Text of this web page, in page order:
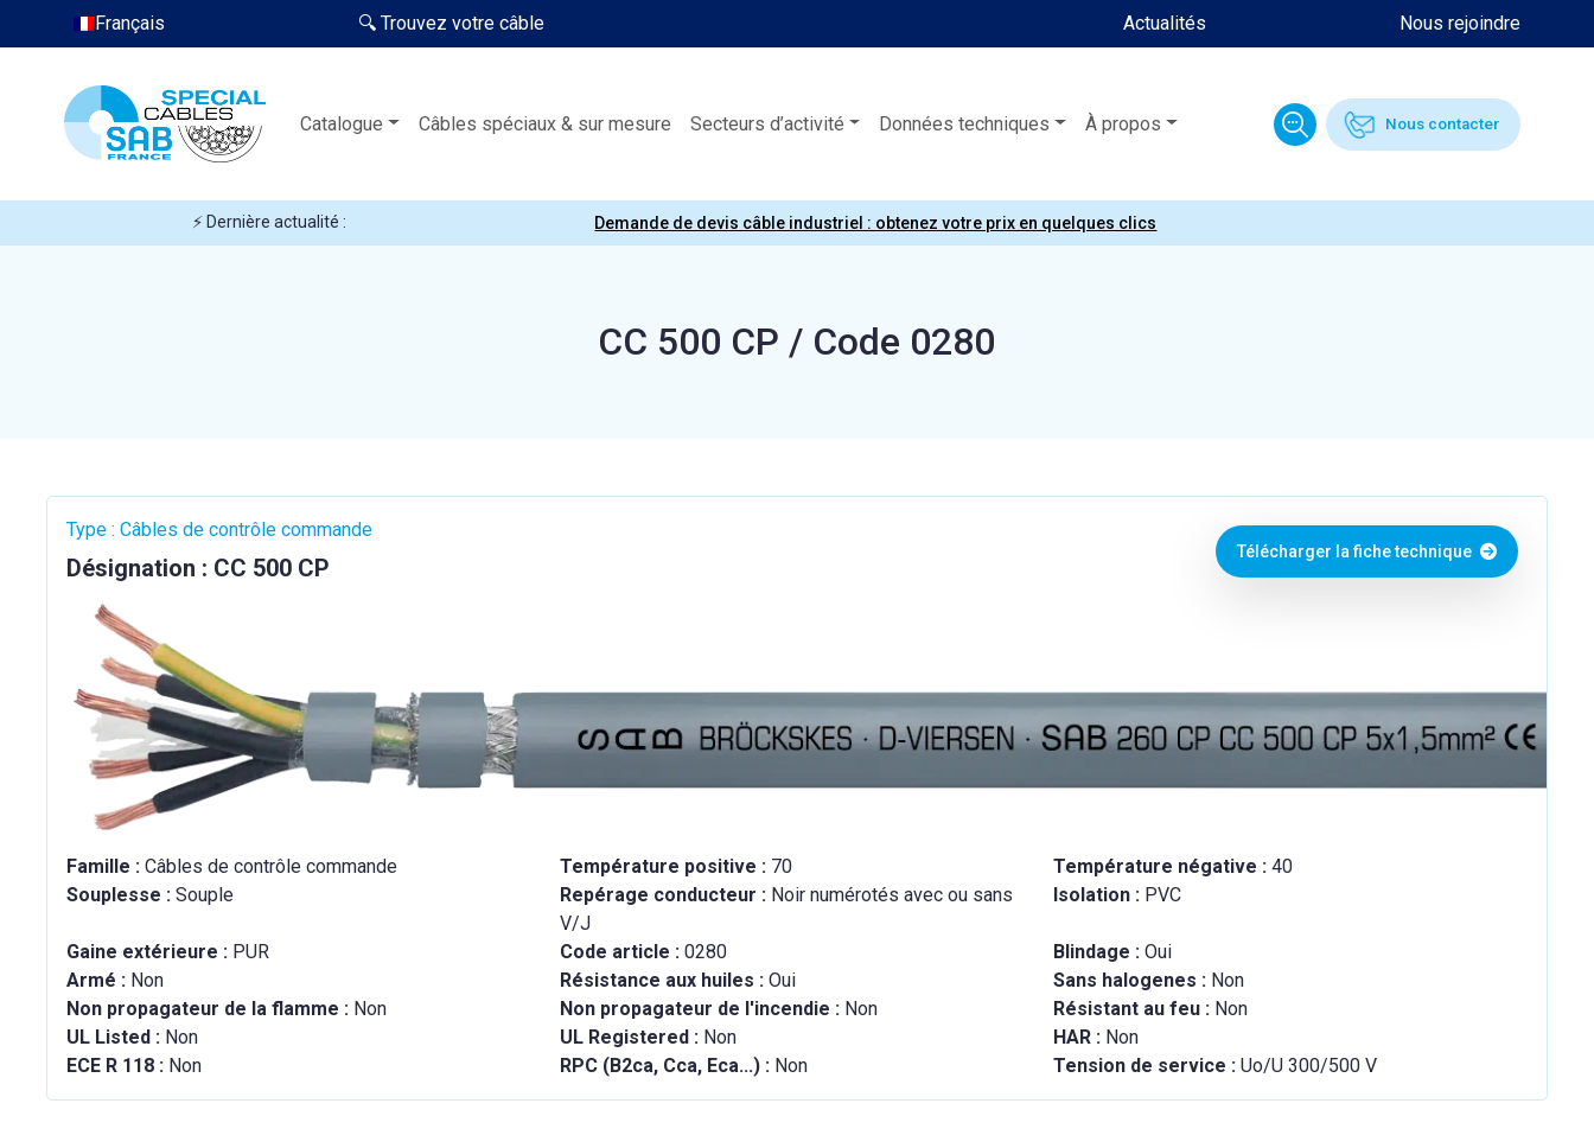
Nous rejoindre
Actualités
🔍 Trouvez votre câble
Français
Catalogue Câbles spéciaux & sur mesure Secteurs d’activité Données techniques À propos Nous contacter
⚡ Dernière actualité : Demande de devis câble industriel : obtenez votre prix en quelques clics
CC 500 CP / Code 0280
Type : Câbles de contrôle commande
Désignation : CC 500 CP
Télécharger la fiche technique
Famille : Câbles de contrôle commande Température positive : 70 Température négative :40
Souplesse : Souple Repérage conducteur : Noir numérotés avec ou sans
V/J
Isolation : PVC
Gaine extérieure : PUR Code article : 0280 Blindage :Oui
Armé : Non Résistance aux huiles : Oui Sans halogenes : Non
Non propagateur de la flamme : Non Non propagateur de l'incendie : Non Résistant au feu : Non
UL Listed : Non UL Registered : Non HAR : Non
ECE R 118 : Non RPC (B2ca, Cca, Eca...) : Non Tension de service :Uo/U 300/500 V